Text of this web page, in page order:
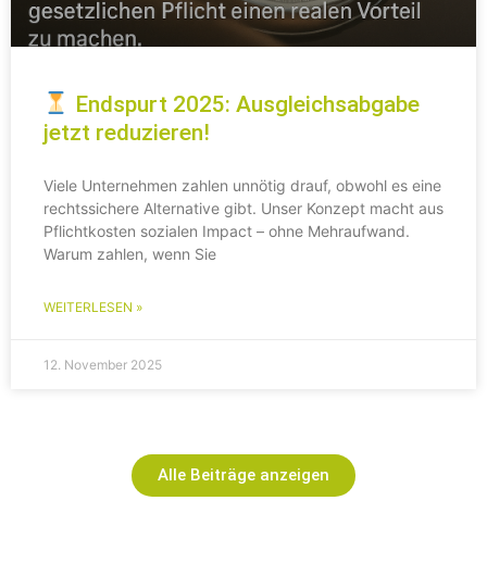
Endspurt 2025: Ausgleichsabgabe
jetzt reduzieren!
Viele Unternehmen zahlen unnötig drauf, obwohl es eine
rechtssichere Alternative gibt. Unser Konzept macht aus
Pflichtkosten sozialen Impact – ohne Mehraufwand.
Warum zahlen, wenn Sie
WEITERLESEN »
12. November 2025
Alle Beiträge anzeigen